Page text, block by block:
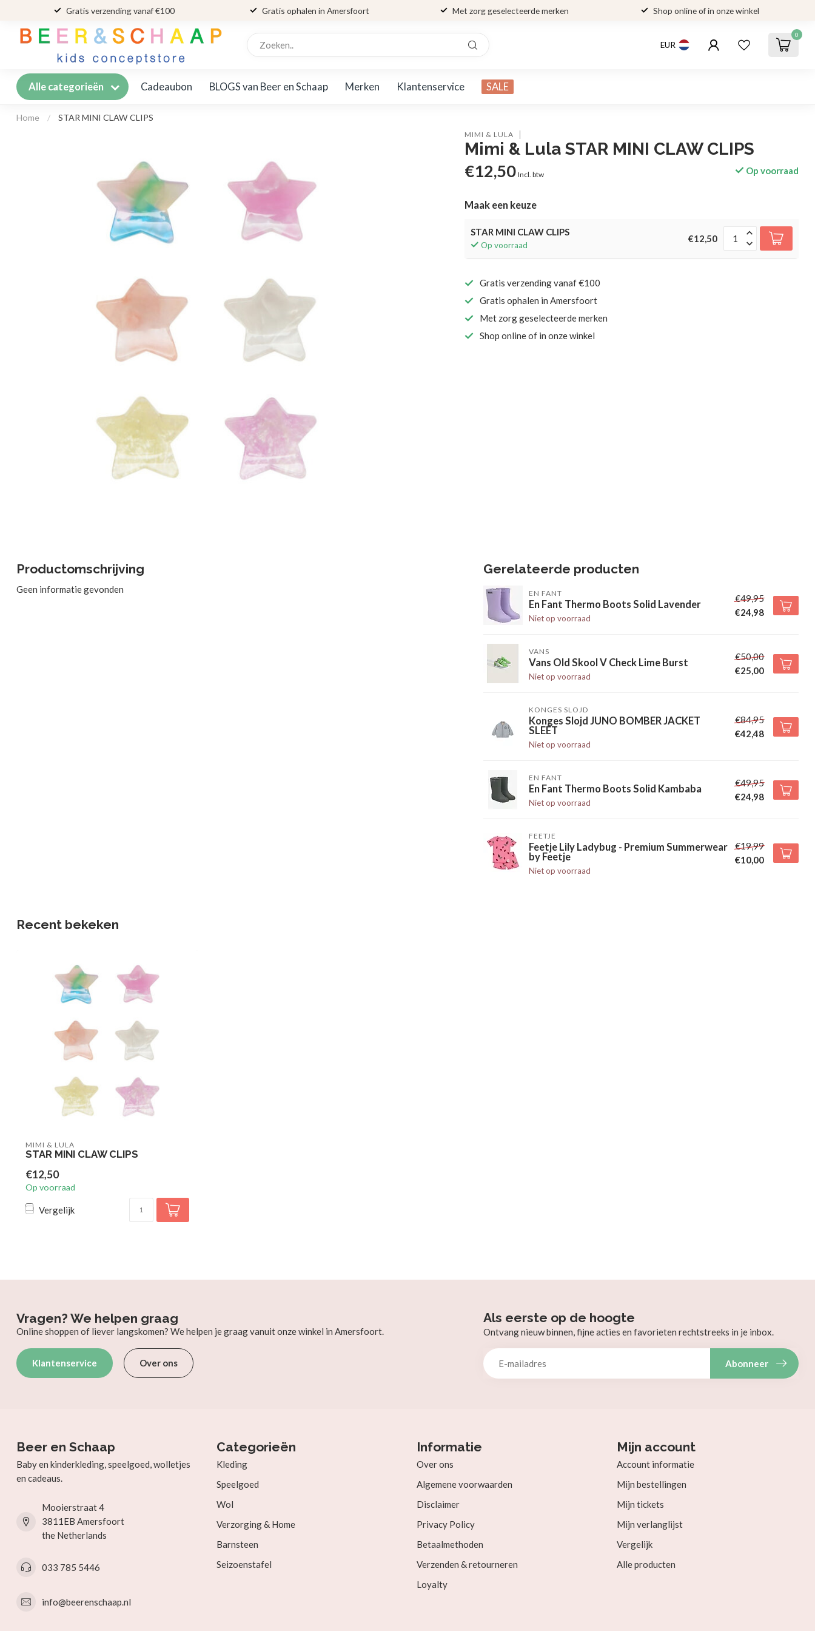
Gratis verzending vanaf €100 Gratis ophalen in Amersfoort Met zorg geselecteerde merken Shop online of in onze winkel
EUR
0
Alle categorieën Cadeaubon BLOGS van Beer en Schaap Merken Klantenservice SALE
Home / STAR MINI CLAW CLIPS
MIMI & LULA
Mimi & Lula STAR MINI CLAW CLIPS
€12,50 Incl. btw Op voorraad
Maak een keuze
STAR MINI CLAW CLIPS
Op voorraad
€12,50
Gratis verzending vanaf €100
Gratis ophalen in Amersfoort
Met zorg geselecteerde merken
Shop online of in onze winkel
Productomschrijving
Geen informatie gevonden
Gerelateerde producten
EN FANT
En Fant Thermo Boots Solid Lavender
Niet op voorraad
€49,95
€24,98
VANS
Vans Old Skool V Check Lime Burst
Niet op voorraad
€50,00
€25,00
KONGES SLOJD
Konges Slojd JUNO BOMBER JACKET
SLEET
Niet op voorraad
€84,95
€42,48
EN FANT
En Fant Thermo Boots Solid Kambaba
Niet op voorraad
€49,95
€24,98
FEETJE
Feetje Lily Ladybug - Premium Summerwear
by Feetje
Niet op voorraad
€19,99
€10,00
Recent bekeken
MIMI & LULA
STAR MINI CLAW CLIPS
€12,50
Op voorraad
Vergelijk
Vragen? We helpen graag
Online shoppen of liever langskomen? We helpen je graag vanuit onze winkel in Amersfoort.
Klantenservice Over ons
Als eerste op de hoogte
Ontvang nieuw binnen, fijne acties en favorieten rechtstreeks in je inbox.
Abonneer
Beer en Schaap
Baby en kinderkleding, speelgoed, wolletjes
en cadeaus.
Mooierstraat 4
3811EB Amersfoort
the Netherlands
033 785 5446
info@beerenschaap.nl
Categorieën
Kleding
Speelgoed
Wol
Verzorging & Home
Barnsteen
Seizoenstafel
Informatie
Over ons
Algemene voorwaarden
Disclaimer
Privacy Policy
Betaalmethoden
Verzenden & retourneren
Loyalty
Mijn account
Account informatie
Mijn bestellingen
Mijn tickets
Mijn verlanglijst
Vergelijk
Alle producten